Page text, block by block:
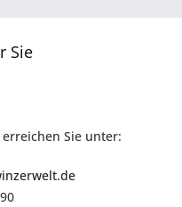
Sie
Sie unter: